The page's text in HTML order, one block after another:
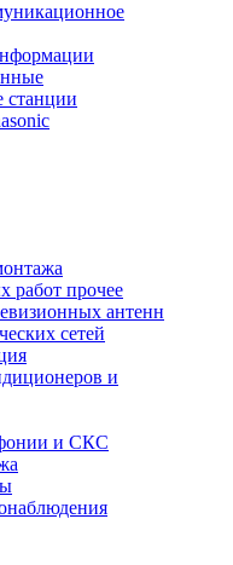
работ прочее
антенн
сетей
и
и СКС